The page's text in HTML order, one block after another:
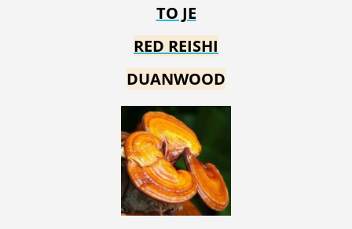
TO JE
RED REISHI
DUANWOOD